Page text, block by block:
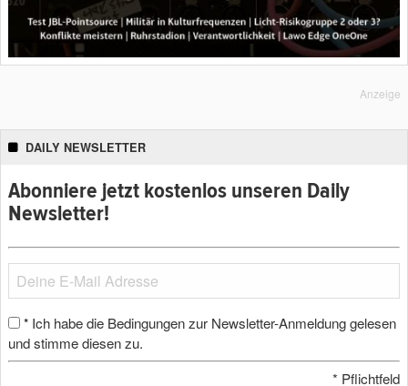
Anzeige
DAILY NEWSLETTER
Abonniere jetzt kostenlos unseren Daily
Newsletter!
* Ich habe die Bedingungen zur Newsletter-Anmeldung gelesen
und stimme diesen zu.
* Pflichtfeld